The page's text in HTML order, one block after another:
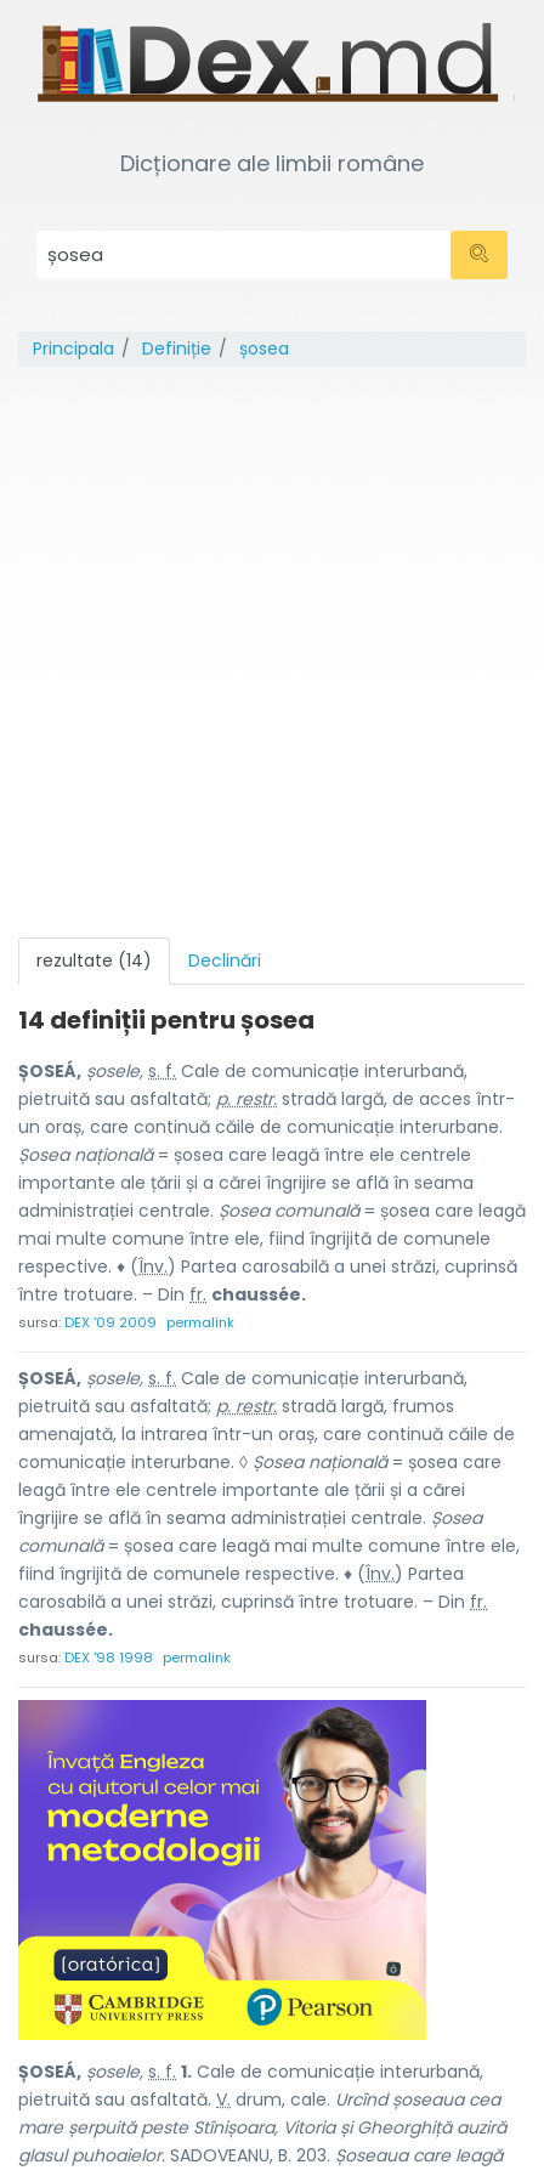
Dicționare ale limbii române
Principala Definiție șosea
rezultate (14) Declinări
14 definiții pentrușosea
ȘOSEÁ, șosele, s. f. Cale de comunicație interurbană,
pietruită sau asfaltată; p. restr. stradă largă, de acces într-
un oraș, care continuă căile de comunicație interurbane.
Șosea națională= șosea care leagă între ele centrele
importante ale țării și a cărei îngrijire se află în seama
administrației centrale. Șosea comunală= șosea care leagă
mai multe comune între ele, fiind îngrijită de comunele
respective. ♦ (Înv.) Partea carosabilă a unei străzi, cuprinsă
între trotuare. – Din fr. chaussée.
sursa:DEX '09 2009 permalink
ȘOSEÁ, șosele, s. f. Cale de comunicație interurbană,
pietruită sau asfaltată; p. restr. stradă largă, frumos
amenajată, la intrarea într-un oraș, care continuă căile de
comunicație interurbane. ◊ Șosea națională= șosea care
leagă între ele centrele importante ale țării și a cărei
îngrijire se află în seama administrației centrale. Șosea
comunală= șosea care leagă mai multe comune între ele,
fiind îngrijită de comunele respective. ♦ (Înv.) Partea
carosabilă a unei străzi, cuprinsă între trotuare. – Din fr.
chaussée.
sursa:DEX '98 1998 permalink
ȘOSEÁ, șosele, s. f. 1. Cale de comunicație interurbană,
pietruită sau asfaltată. V. drum, cale. Urcînd șoseaua cea
mare șerpuită peste Stînișoara, Vitoria și Gheorghiță auziră
glasul puhoaielor. SADOVEANU, B. 203. Șoseaua care leagă